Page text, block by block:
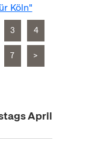
Köln"
3 4
7 >
April